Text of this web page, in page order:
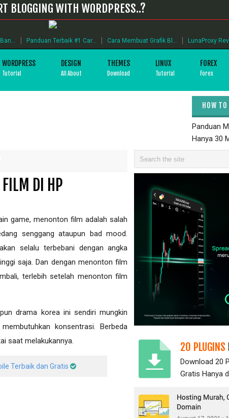
BLOGGING WITH WORDPRESS..?
Panduan Terbaik #1 Car... Cara Membuat Grafik Bl... LunaProxy
WORDPRESS
Tutorial
DESIGN
All About
THEMES
Download
LINUX
Tutorial
FOREX
Forex
HOW
Panduan
Hanya 30
DI HP
game, menonton film adalah salah
senggang ataupun bad mood.
selalu terbebani dengan angka
saja. Dan dengan menonton film
terlebih setelah menonton film
drama korea ini sendiri mungkin
konsentrasi. Berbeda
saat melakukannya.
Terbaik dan Gratis
20 PLUGINS
Download 20
Gratis Hanya